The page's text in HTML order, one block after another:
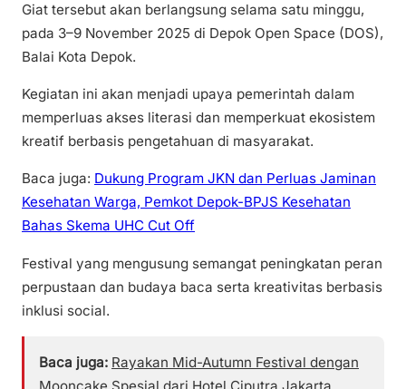
Giat tersebut akan berlangsung selama satu minggu,
pada 3–9 November 2025 di Depok Open Space (DOS),
Balai Kota Depok.
Kegiatan ini akan menjadi upaya pemerintah dalam
memperluas akses literasi dan memperkuat ekosistem
kreatif berbasis pengetahuan di masyarakat.
Baca juga: Dukung Program JKN dan Perluas Jaminan
Kesehatan Warga, Pemkot Depok-BPJS Kesehatan
Bahas Skema UHC Cut Off
Festival yang mengusung semangat peningkatan peran
perpustaan dan budaya baca serta kreativitas berbasis
inklusi social.
Baca juga: Rayakan Mid-Autumn Festival dengan
Mooncake Spesial dari Hotel Ciputra Jakarta